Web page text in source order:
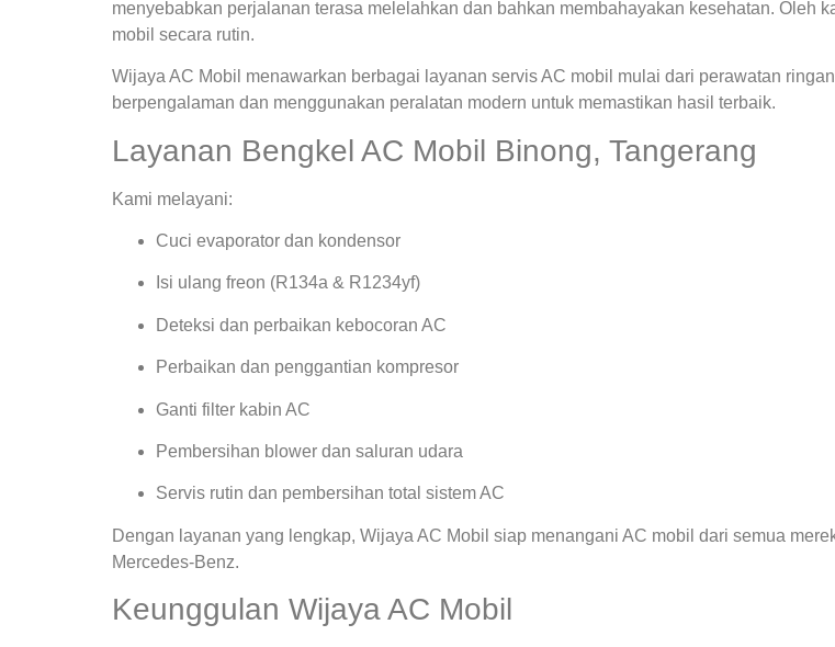
menyebabkan perjalanan terasa melelahkan dan bahkan membahayakan kesehatan. Oleh
mobil secara rutin.
Wijaya AC Mobil menawarkan berbagai layanan servis AC mobil mulai dari perawatan
berpengalaman dan menggunakan peralatan modern untuk memastikan hasil terbaik.
Layanan Bengkel AC Mobil Binong, Tangerang
Kami melayani:
Cuci evaporator dan kondensor
Isi ulang freon (R134a & R1234yf)
Deteksi dan perbaikan kebocoran AC
Perbaikan dan penggantian kompresor
Ganti filter kabin AC
Pembersihan blower dan saluran udara
Servis rutin dan pembersihan total sistem AC
Dengan layanan yang lengkap, Wijaya AC Mobil siap menangani AC mobil dari semua
Mercedes-Benz.
Keunggulan Wijaya AC Mobil